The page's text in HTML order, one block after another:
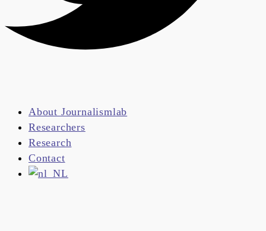
About Journalismlab
Researchers
Research
Contact